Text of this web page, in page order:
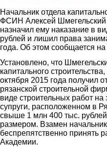
Начальник отдела
ФСИН Алексей Шмегельский
назначил ему наказание в
рублей и лишил права
года. Об этом сообщается
Установлено, что
капитального
октября 2015 года получил
рязанской строительной
виде строительных работ
супруги, расположенном в
свыше 1 млн 400 тыс.
размером. Взамен
беспрепятственно принять
Академии.